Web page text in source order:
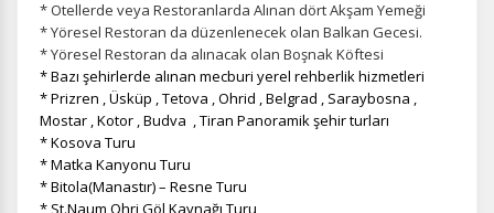
* Otellerde veya Restoranlarda Alınan dört Akşam Yemeği
* Yöresel Restoran da düzenlenecek olan Balkan Gecesi.
* Yöresel Restoran da alınacak olan Boşnak Köftesi
* Bazı şehirlerde alınan mecburi yerel rehberlik hizmetleri
* Prizren , Üsküp , Tetova , Ohrid , Belgrad , Saraybosna ,
Mostar , Kotor , Budva , Tiran Panoramik şehir turları
* Kosova Turu
* Matka Kanyonu Turu
* Bitola(Manastır) – Resne Turu
* St.Naum Ohri Göl Kaynağı Turu